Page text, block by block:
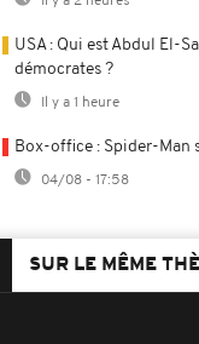
USA : Qui est Abdul El-
démocrates ?
Il y a 1 heure
Box-office : Spider-Man
04/08 - 17:58
SUR LE MÊME